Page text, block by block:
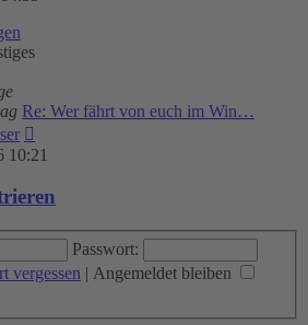
Re: Wer fährt von euch im Win…
Beitrag
10:21
Passwort:
vergessen | Angemeldet bleiben